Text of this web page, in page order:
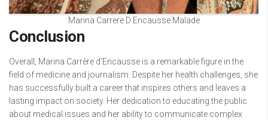
Marina Carrere D Encausse Malade
Conclusion
Overall, Marina Carrère d’Encausse is a remarkable figure in the
field of medicine and journalism. Despite her health challenges, she
has successfully built a career that inspires others and leaves a
lasting impact on society. Her dedication to educating the public
about medical issues and her ability to communicate complex